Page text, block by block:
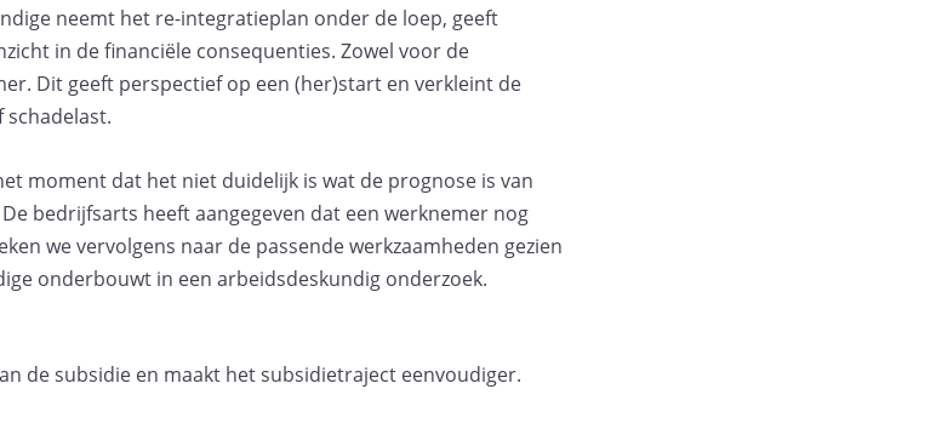
neemt het re-integratieplan onder de loep, geeft
in de financiële consequenties. Zowel voor de
Dit geeft perspectief op een (her)start en verkleint de
moment dat het niet duidelijk is wat de prognose is van
bedrijfsarts heeft aangegeven dat een werknemer nog
we vervolgens naar de passende werkzaamheden gezien
onderbouwt in een arbeidsdeskundig onderzoek.
de subsidie en maakt het subsidietraject eenvoudiger.